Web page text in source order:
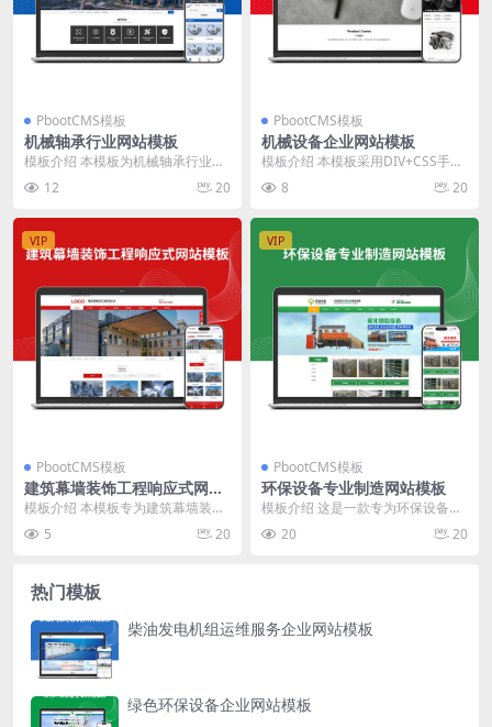
PbootCMS模板
机械轴承行业网站模板
模板介绍 本模板为机械轴承行业定
制，简洁实用，注重信息展示与客
户转化。首页布局突...
12 20
PbootCMS模板
机械设备企业网站模板
模板介绍 本模板采用DIV+CSS手工
编写，结构简洁，页面加载速度
快。首页布局突...
8 20
VIP
PbootCMS模板
建筑幕墙装饰工程响应式网站
模板
模板介绍 本模板专为建筑幕墙装饰
工程企业设计，整体布局突出工程
实力与服务流程。首...
5 20
VIP
PbootCMS模板
环保设备专业制造网站模板
模板介绍 这是一款专为环保设备制
造公司设计的PbootCMS模板，主
打一站式环保...
20 20
热门模板
柴油发电机组运维服务企业网站模板
绿色环保设备企业网站模板